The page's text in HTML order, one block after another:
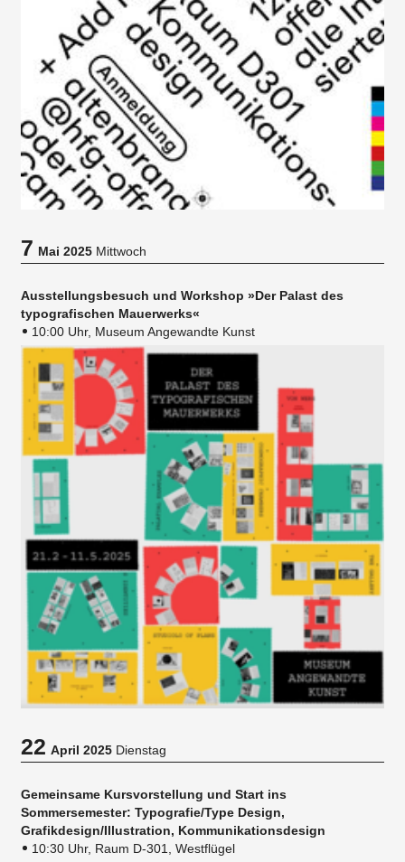
7Mai 2025 Mittwoch
Ausstellungsbesuch und Workshop »Der Palast des
typografischen Mauerwerks«
10:00 Uhr, Museum Angewandte Kunst
22April 2025 Dienstag
Gemeinsame Kursvorstellung und Start ins
Sommersemester: Typografie/Type Design,
Grafikdesign/Illustration, Kommunikationsdesign
10:30 Uhr, Raum D-301, Westflügel